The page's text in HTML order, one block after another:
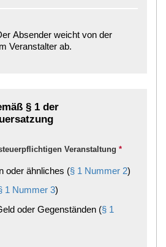
Absender weicht von der
Veranstalter ab.
§ 1 der
Veranstaltung *
oder ähnliches (§ 1 Nummer 2)
1 Nummer 3)
oder Gegenständen (§ 1